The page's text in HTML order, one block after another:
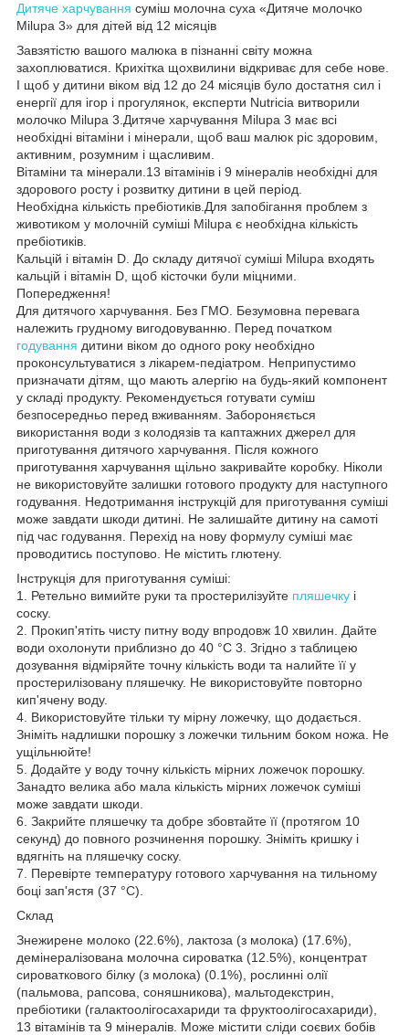
Дитяче харчування суміш молочна суха «Дитяче молочко
Milupa 3» для дітей від 12 місяців
Завзятістю вашого малюка в пізнанні світу можна
захоплюватися. Крихітка щохвилини відкриває для себе нове.
І щоб у дитини віком від 12 до 24 місяців було достатня сил і
енергії для ігор і прогулянок, експерти Nutricia витворили
молочко Milupa 3.Дитяче харчування Milupa 3 має всі
необхідні вітаміни і мінерали, щоб ваш малюк ріс здоровим,
активним, розумним і щасливим.
Вітаміни та мінерали.13 вітамінів і 9 мінералів необхідні для
здорового росту і розвитку дитини в цей період.
Необхідна кількість пребіотиків.Для запобігання проблем з
животиком у молочній суміші Milupa є необхідна кількість
пребіотиків.
Кальцій і вітамін D. До складу дитячої суміші Milupa входять
кальцій і вітамін D, щоб кісточки були міцними.
Попередження!
Для дитячого харчування. Без ГМО. Безумовна перевага
належить грудному вигодовуванню. Перед початком
годування дитини віком до одного року необхідно
проконсультуватися з лікарем-педіатром. Неприпустимо
призначати дітям, що мають алергію на будь-який компонент
у складі продукту. Рекомендується готувати суміш
безпосередньо перед вживанням. Забороняється
використання води з колодязів та каптажних джерел для
приготування дитячого харчування. Після кожного
приготування харчування щільно закривайте коробку. Ніколи
не використовуйте залишки готового продукту для наступного
годування. Недотримання інструкцій для приготування суміші
може завдати шкоди дитині. Не залишайте дитину на самоті
під час годування. Перехід на нову формулу суміші має
проводитись поступово. Не містить глютену.
Інструкція для приготування суміші:
1. Ретельно вимийте руки та простерилізуйте пляшечку і
соску.
2. Прокип'ятіть чисту питну воду впродовж 10 хвилин. Дайте
води охолонути приблизно до 40 °С 3. Згідно з таблицею
дозування відміряйте точну кількість води та налийте її у
простерилізовану пляшечку. Не використовуйте повторно
кип'ячену воду.
4. Використовуйте тільки ту мірну ложечку, що додається.
Зніміть надлишки порошку з ложечки тильним боком ножа. Не
ущільнюйте!
5. Додайте у воду точну кількість мірних ложечок порошку.
Занадто велика або мала кількість мірних ложечок суміші
може завдати шкоди.
6. Закрийте пляшечку та добре збовтайте її (протягом 10
секунд) до повного розчинення порошку. Зніміть кришку і
вдягніть на пляшечку соску.
7. Перевірте температуру готового харчування на тильному
боці зап'ястя (37 °С).
Склад
Знежирене молоко (22.6%), лактоза (з молока) (17.6%),
демінералізована молочна сироватка (12.5%), концентрат
сироваткового білку (з молока) (0.1%), рослинні олії
(пальмова, рапсова, соняшникова), мальтодекстрин,
пребіотики (галактоолігосахариди та фруктоолігосахариди),
13 вітамінів та 9 мінералів. Може містити сліди соєвих бобів